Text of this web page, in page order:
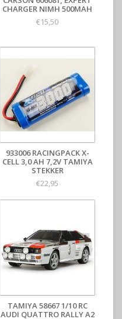
CHARGER NIMH 500MAH
€15,50
933006 RACINGPACK X-
CELL 3,0 AH 7,2V TAMIYA
STEKKER
€22,95
TAMIYA 58667 1/10 RC
AUDI QUATTRO RALLY A2